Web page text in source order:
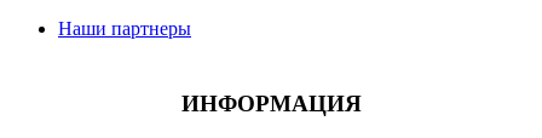
Наши партнеры
ИНФОРМАЦИЯ